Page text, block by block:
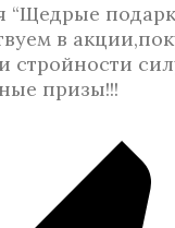
“Щедрые
в
стройности
призы!!!